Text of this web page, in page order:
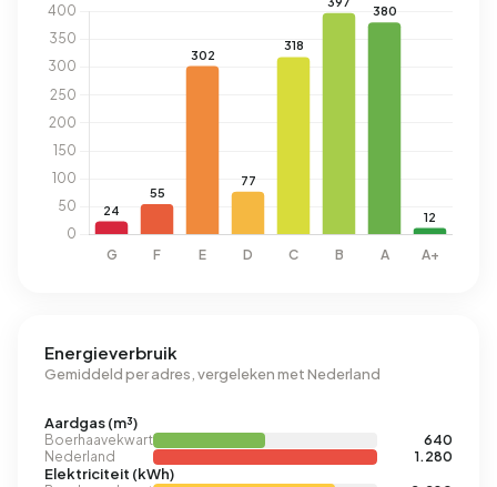
Energieverbruik
Gemiddeld per adres, vergeleken met Nederland
Aardgas (m³)
Boerhaavekwartier
640
Nederland
1.280
Elektriciteit (kWh)